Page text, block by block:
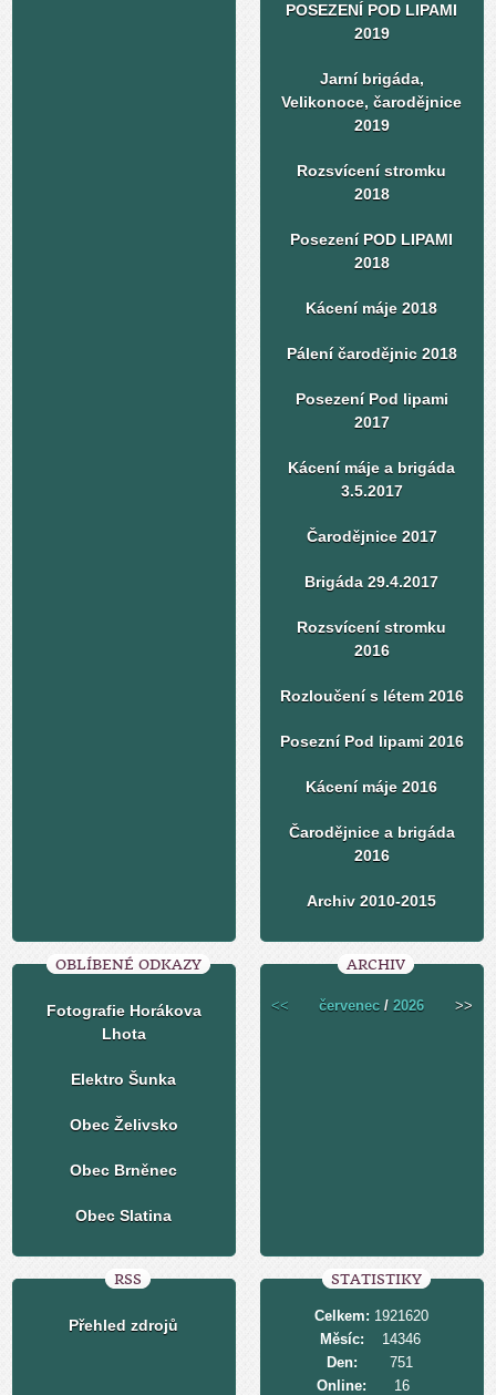
POSEZENÍ POD LIPAMI
2019
Jarní brigáda,
Velikonoce, čarodějnice
2019
Rozsvícení stromku
2018
Posezení POD LIPAMI
2018
Kácení máje 2018
Pálení čarodějnic 2018
Posezení Pod lipami
2017
Kácení máje a brigáda
3.5.2017
Čarodějnice 2017
Brigáda 29.4.2017
Rozsvícení stromku
2016
Rozloučení s létem 2016
Posezní Pod lipami 2016
Kácení máje 2016
Čarodějnice a brigáda
2016
Archiv 2010-2015
OBLÍBENÉ ODKAZY
Fotografie Horákova
Lhota
Elektro Šunka
Obec Želivsko
Obec Brněnec
Obec Slatina
ARCHIV
<< červenec /2026 >>
RSS
Přehled zdrojů
STATISTIKY
Online: 16
Celkem: 1921620
Měsíc:
14346
Den:
751